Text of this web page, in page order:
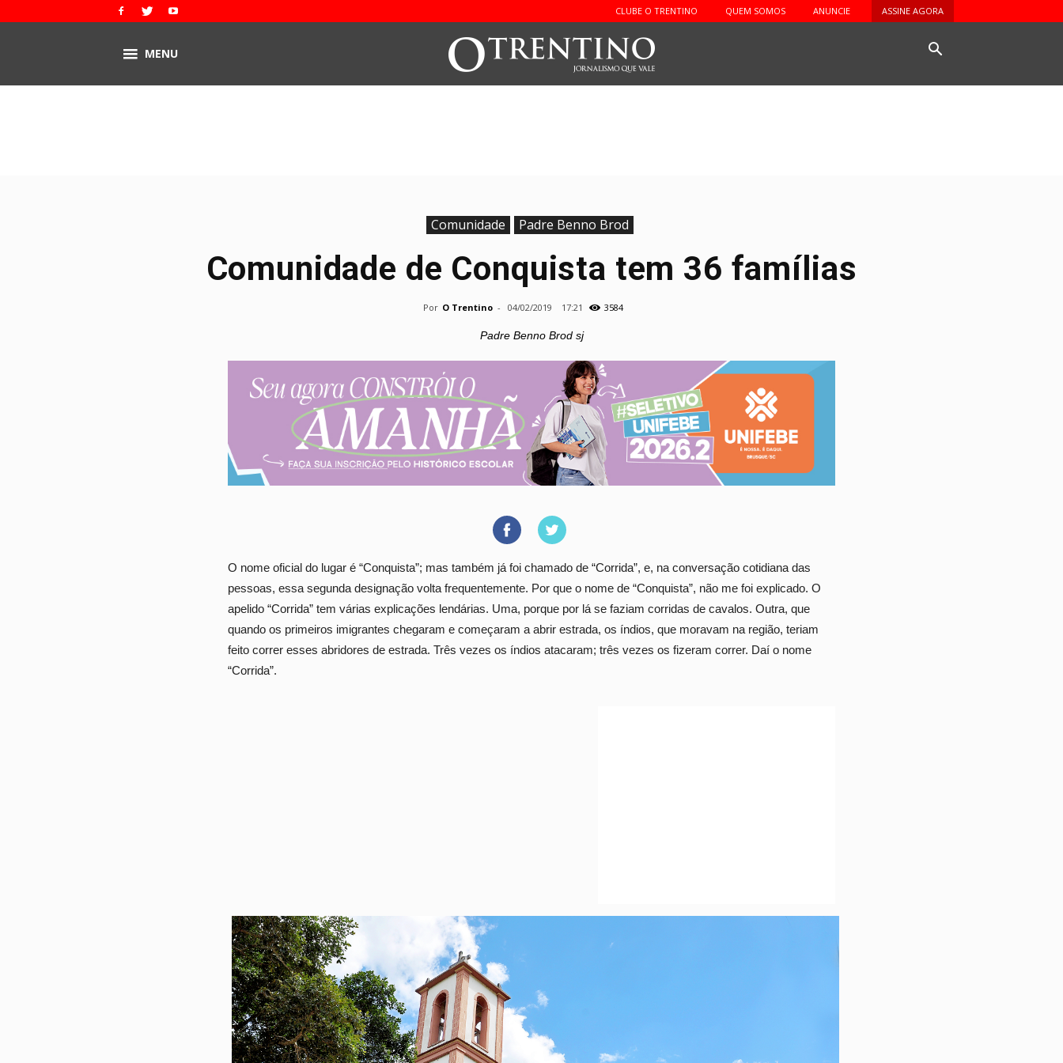
CLUBE O TRENTINO QUEM SOMOS ANUNCIE ASSINE AGORA
MENU
Comunidade Padre Benno Brod
Comunidade de Conquista tem 36 famílias
Por O Trentino - 04/02/2019 17:21 3584
Padre Benno Brod sj
O nome oficial do lugar é “Conquista”; mas também já foi chamado de “Corrida”, e, na conversação cotidiana das
pessoas, essa segunda designação volta frequentemente. Por que o nome de “Conquista”, não me foi explicado. O
apelido “Corrida” tem várias explicações lendárias. Uma, porque por lá se faziam corridas de cavalos. Outra, que
quando os primeiros imigrantes chegaram e começaram a abrir estrada, os índios, que moravam na região, teriam
feito correr esses abridores de estrada. Três vezes os índios atacaram; três vezes os fizeram correr. Daí o nome
“Corrida”.